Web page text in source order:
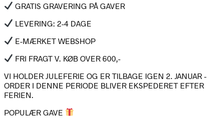
GRATIS GRAVERING PÅ GAVER
LEVERING: 2-4 DAGE
E-MÆRKET WEBSHOP
FRI FRAGT V. KØB OVER 600,-
VI HOLDER JULEFERIE OG ER TILBAGE IGEN 2. JANUAR -
ORDER I DENNE PERIODE BLIVER EKSPEDERET EFTER
FERIEN.
POPULÆR GAVE